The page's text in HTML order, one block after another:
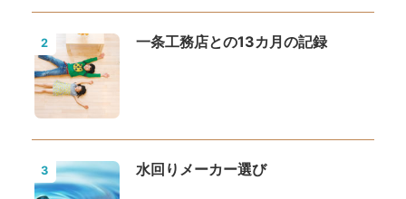
2 一条工務店との13カ月の記録
3 水回りメーカー選び